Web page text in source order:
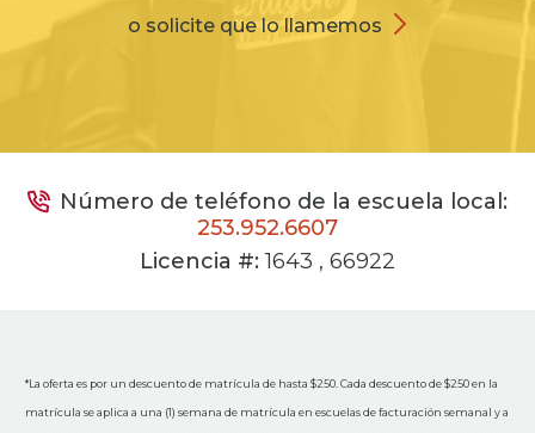
o solicite que lo llamemos
Número de teléfono de la escuela local:
253.952.6607
Licencia #:1643 , 66922
*La oferta es por un descuento de matrícula de hasta $250. Cada descuento de $250 en la
matrícula se aplica a una (1) semana de matrícula en escuelas de facturación semanal y a